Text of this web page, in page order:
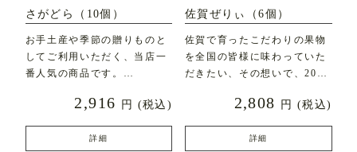
さがどら（10個）
お手土産や季節の贈りものと
してご利用いただく、当店一
番人気の商品です。
2,916 円 (税込)
詳細
佐賀ぜりぃ（6個）
佐賀で育ったこだわりの果物
を全国の皆様に味わっていた
だきたい、その想いで、2020
2,808 円 (税込)
詳細